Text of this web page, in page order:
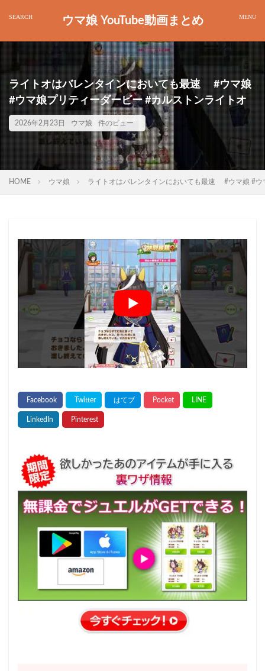
ウマ娘 YouTube動画まとめ
ライトオはバレンタインにおいても最速 #ウマ娘
#ウマ娘プリティーダービー #カルストンライトオ
2026年2月23日 ウマ娘 件のビュー
HOME ウマ娘 ライトオはバレンタインにおいても最速 #ウマ娘 #ウ